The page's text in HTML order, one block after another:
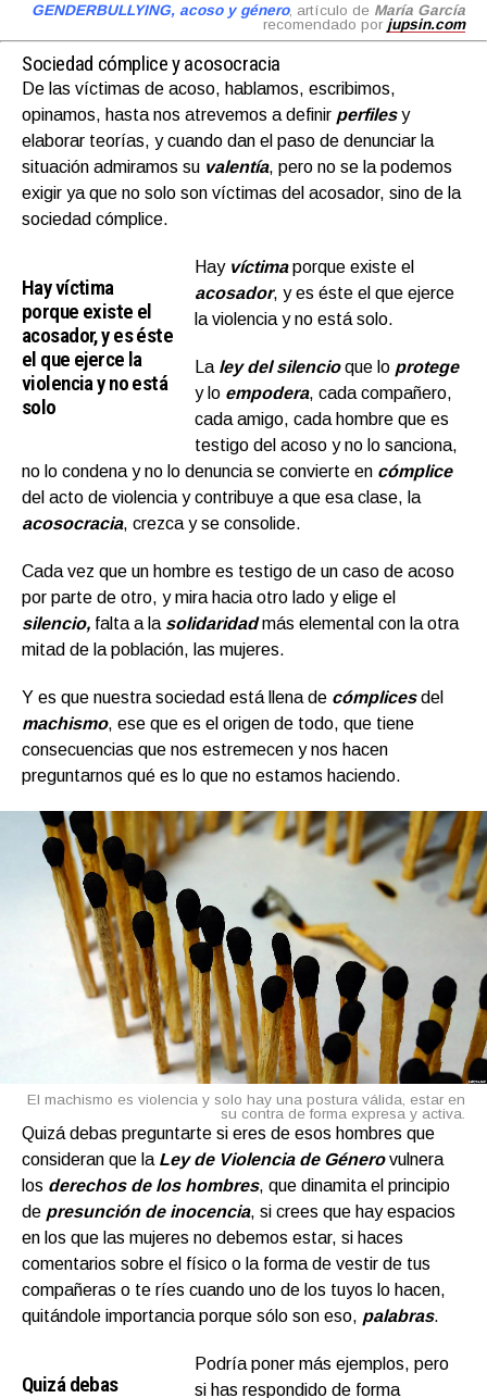
GENDERBULLYING, acoso y género, artículo de María García
recomendado por jupsin.com
Sociedad cómplice y acosocracia
De las víctimas de acoso, hablamos, escribimos,
opinamos, hasta nos atrevemos a definir perfilesy
elaborar teorías, y cuando dan el paso de denunciar la
situación admiramos su valentía, pero no se la podemos
exigir ya que no solo son víctimas del acosador, sino de la
sociedad cómplice.
Hay víctima
porque existe el
acosador, y es éste
el que ejerce la
violencia y no está
solo
Hay víctimaporque existe el
acosador, y es éste el que ejerce
la violencia y no está solo.
La ley del silencioque lo protege
y lo empodera, cada compañero,
cada amigo, cada hombre que es
testigo del acoso y no lo sanciona,
no lo condena y no lo denuncia se convierte en cómplice
del acto de violencia y contribuye a que esa clase, la
acosocracia, crezca y se consolide.
Cada vez que un hombre es testigo de un caso de acoso
por parte de otro, y mira hacia otro lado y elige el
silencio, falta a la solidaridadmás elemental con la otra
mitad de la población, las mujeres.
Y es que nuestra sociedad está llena de cómplicesdel
machismo, ese que es el origen de todo, que tiene
consecuencias que nos estremecen y nos hacen
preguntarnos qué es lo que no estamos haciendo.
El machismo es violencia y solo hay una postura válida, estar en
su contra de forma expresa y activa.
Quizá debas preguntarte si eres de esos hombres que
consideran que la Ley de Violencia de Génerovulnera
los derechos de los hombres, que dinamita el principio
de presunción de inocencia, si crees que hay espacios
en los que las mujeres no debemos estar, si haces
comentarios sobre el físico o la forma de vestir de tus
compañeras o te ríes cuando uno de los tuyos lo hacen,
quitándole importancia porque sólo son eso, palabras.
Quizá debas
Podría poner más ejemplos, pero
si has respondido de forma